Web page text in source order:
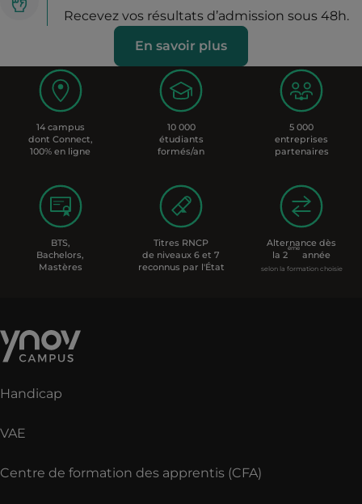
Recevez vos résultats d’admission sous 48h.
En savoir plus
14 campus
dont Connect,
100% en ligne
10 000
étudiants
formés/an
5 000
entreprises
partenaires
BTS,
Bachelors,
Mastères
Titres RNCP
de niveaux 6 et 7
reconnus par l'État
Alternance dès
la 2
ème
année
selon la formation choisie
Handicap
VAE
Centre de formation des apprentis (CFA)